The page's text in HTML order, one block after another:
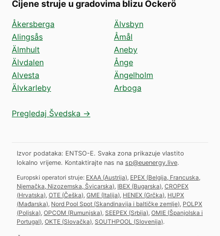
Cijene struje u gradovima blizu Öckerö
Åkersberga
Alingsås
Älmhult
Älvdalen
Alvesta
Älvkarleby
Älvsbyn
Åmål
Aneby
Ånge
Ängelholm
Arboga
Pregledaj Švedska →
Izvor podataka: ENTSO-E. Svaka zona prikazuje vlastito
lokalno vrijeme. Kontaktirajte nas na sp@euenergy.live.
Europski operatori struje: EXAA (Austrija) EPEX (Belgija, Francuska,
Njemačka, Nizozemska, Švicarska) IBEX (Bugarska) CROPEX
(Hrvatska) OTE (Češka) GME (Italija) HENEX (Grčka) HUPX
(Mađarska) Nord Pool Spot (Skandinavija i baltičke zemlje) POLPX
(Poljska) OPCOM (Rumunjska) SEEPEX (Srbija) OMIE (Španjolska i
Portugal) OKTE (Slovačka) SOUTHPOOL (Slovenija).